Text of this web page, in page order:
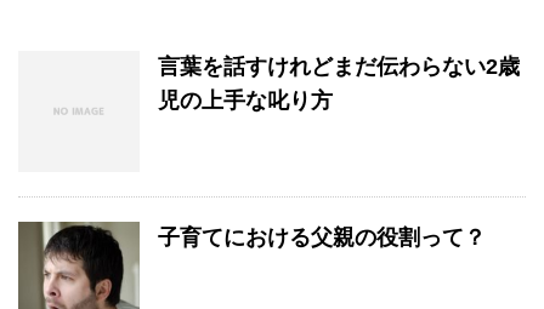
言葉を話すけれどまだ伝わらない2歳
児の上手な叱り方
子育てにおける父親の役割って？